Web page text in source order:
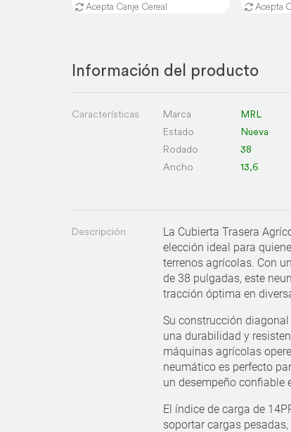
Acepta Canje Cereal
Acepta
Información del producto
Características Marca
MRL
Estado
Nueva
Rodado
38
Ancho
13,6
Descripción
La Cubierta Trasera
elección ideal para
terrenos agrícolas. Con
de 38 pulgadas, este
tracción óptima en
Su construcción
una durabilidad y
máquinas agrícolas
neumático es perfecto
un desempeño confiable
El índice de carga de
soportar cargas